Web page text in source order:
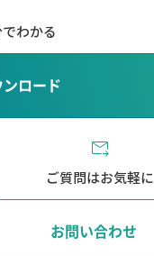
わかる
ロード
ご質問はお気軽に
お問い合わせ